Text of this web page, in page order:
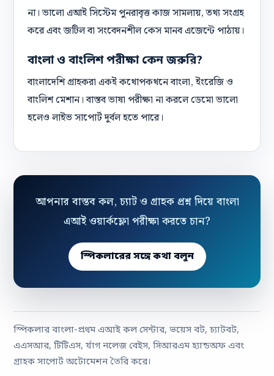
না। ভালো এআই সিস্টেম পুনরাবৃত্ত কাজ সামলায়, তথ্য সংগ্রহ
করে এবং জটিল বা সংবেদনশীল কেস মানব এজেন্টে পাঠায়।
বাংলা ও বাংলিশ পরীক্ষা কেন জরুরি?
বাংলাদেশি গ্রাহকরা একই কথোপকথনে বাংলা, ইংরেজি ও
বাংলিশ মেশান। বাস্তব ভাষা পরীক্ষা না করলে ডেমো ভালো
হলেও লাইভ সাপোর্ট দুর্বল হতে পারে।
আপনার বাস্তব কল, চ্যাট ও গ্রাহক প্রশ্ন দিয়ে বাংলা
এআই ওয়ার্কফ্লো পরীক্ষা করতে চান?
স্পিকলারের সঙ্গে কথা বলুন
স্পিকলার বাংলা-প্রথম এআই কল সেন্টার, ভয়েস বট, চ্যাটবট,
এএসআর, টিটিএস, র্যাগ নলেজ বেইস, সিআরএম হ্যান্ডঅফ এবং
গ্রাহক সাপোর্ট অটোমেশন তৈরি করে।